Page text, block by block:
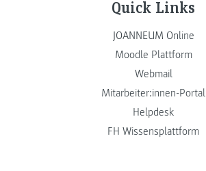
Quick Links
JOANNEUM Online
Moodle Plattform
Webmail
Mitarbeiter:innen-Portal
Helpdesk
FH Wissensplattform